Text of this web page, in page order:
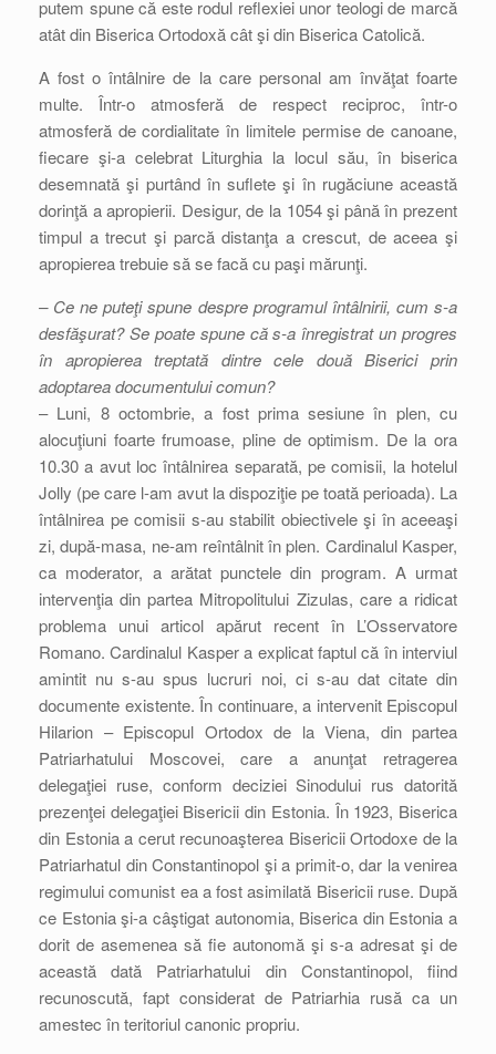
putem spune că este rodul reflexiei unor teologi de marcă
atât din Biserica Ortodoxă cât şi din Biserica Catolică.
A fost o întâlnire de la care personal am învăţat foarte
multe. Într-o atmosferă de respect reciproc, într-o
atmosferă de cordialitate în limitele permise de canoane,
fiecare şi-a celebrat Liturghia la locul său, în biserica
desemnată şi purtând în suflete şi în rugăciune această
dorinţă a apropierii. Desigur, de la 1054 şi până în prezent
timpul a trecut şi parcă distanţa a crescut, de aceea şi
apropierea trebuie să se facă cu paşi mărunţi.
– Ce ne puteţi spune despre programul întâlnirii, cum s-a
desfăşurat? Se poate spune că s-a înregistrat un progres
în apropierea treptată dintre cele două Biserici prin
adoptarea documentului comun?
– Luni, 8 octombrie, a fost prima sesiune în plen, cu
alocuţiuni foarte frumoase, pline de optimism. De la ora
10.30 a avut loc întâlnirea separată, pe comisii, la hotelul
Jolly (pe care l-am avut la dispoziţie pe toată perioada). La
întâlnirea pe comisii s-au stabilit obiectivele şi în aceeaşi
zi, după-masa, ne-am reîntâlnit în plen. Cardinalul Kasper,
ca moderator, a arătat punctele din program. A urmat
intervenţia din partea Mitropolitului Zizulas, care a ridicat
problema unui articol apărut recent în L’Osservatore
Romano. Cardinalul Kasper a explicat faptul că în interviul
amintit nu s-au spus lucruri noi, ci s-au dat citate din
documente existente. În continuare, a intervenit Episcopul
Hilarion – Episcopul Ortodox de la Viena, din partea
Patriarhatului Moscovei, care a anunţat retragerea
delegaţiei ruse, conform deciziei Sinodului rus datorită
prezenţei delegaţiei Bisericii din Estonia. În 1923, Biserica
din Estonia a cerut recunoaşterea Bisericii Ortodoxe de la
Patriarhatul din Constantinopol şi a primit-o, dar la venirea
regimului comunist ea a fost asimilată Bisericii ruse. După
ce Estonia şi-a câştigat autonomia, Biserica din Estonia a
dorit de asemenea să fie autonomă şi s-a adresat şi de
această dată Patriarhatului din Constantinopol, fiind
recunoscută, fapt considerat de Patriarhia rusă ca un
amestec în teritoriul canonic propriu.